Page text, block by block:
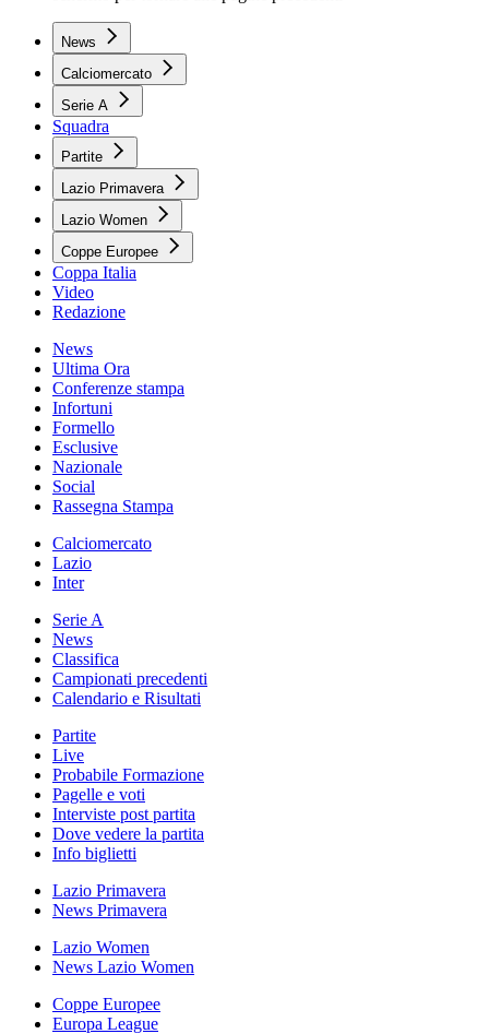
News
Calciomercato
Serie A
Squadra
Partite
Lazio Primavera
Lazio Women
Coppe Europee
Coppa Italia
Video
Redazione
News
Ultima Ora
Conferenze stampa
Infortuni
Formello
Esclusive
Nazionale
Social
Rassegna Stampa
Calciomercato
Lazio
Inter
Serie A
News
Classifica
Campionati precedenti
Calendario e Risultati
Partite
Live
Probabile Formazione
Pagelle e voti
Interviste post partita
Dove vedere la partita
Info biglietti
Lazio Primavera
News Primavera
Lazio Women
News Lazio Women
Coppe Europee
Europa League